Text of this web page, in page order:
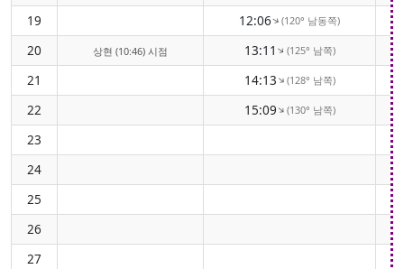
19 12:06↑(120° 남동쪽)
20 상현 (10:46) 시점 13:11↑(125° 남쪽)
21 14:13↑(128° 남쪽)
22 15:09↑(130° 남쪽)
23
24
25
26
27